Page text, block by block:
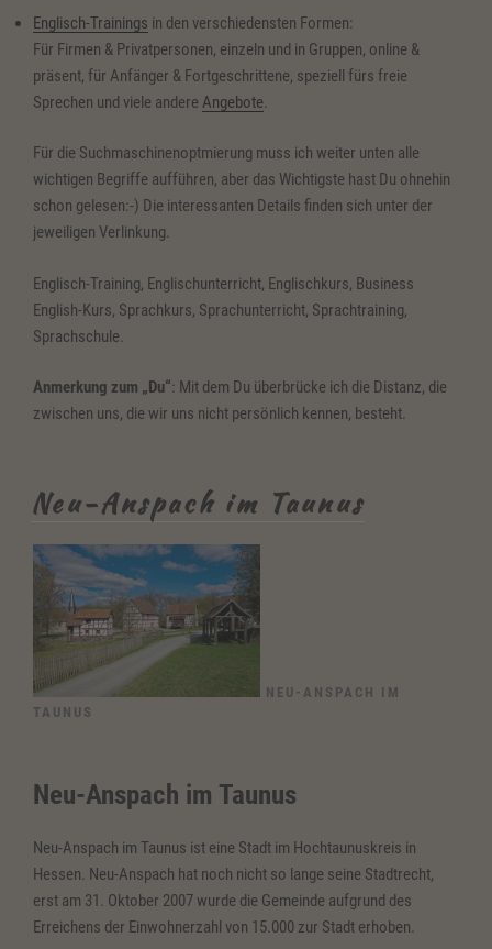
Englisch-Trainings in den verschiedensten Formen:
Für Firmen & Privatpersonen, einzeln und in Gruppen, online &
präsent, für Anfänger & Fortgeschrittene, speziell fürs freie
Sprechen und viele andere Angebote.
Für die Suchmaschinenoptmierung muss ich weiter unten alle
wichtigen Begriffe aufführen, aber das Wichtigste hast Du ohnehin
schon gelesen:-) Die interessanten Details finden sich unter der
jeweiligen Verlinkung.
Englisch-Training, Englischunterricht, Englischkurs, Business
English-Kurs, Sprachkurs, Sprachunterricht, Sprachtraining,
Sprachschule.
Anmerkung zum „Du“: Mit dem Du überbrücke ich die Distanz, die
zwischen uns, die wir uns nicht persönlich kennen, besteht.
Neu-Anspach im Taunus
NEU-ANSPACH IM
TAUNUS
Neu-Anspach im Taunus
Neu-Anspach im Taunus ist eine Stadt im Hochtaunuskreis in
Hessen. Neu-Anspach hat noch nicht so lange seine Stadtrecht,
erst am 31. Oktober 2007 wurde die Gemeinde aufgrund des
Erreichens der Einwohnerzahl von 15.000 zur Stadt erhoben.